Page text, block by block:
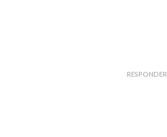
RESPONDER